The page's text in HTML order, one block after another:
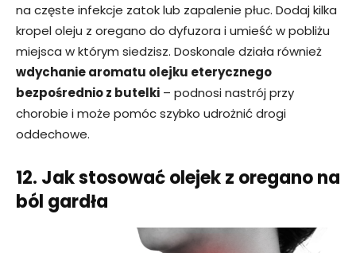
na częste infekcje zatok lub zapalenie płuc. Dodaj kilka
kropel oleju z oregano do dyfuzora i umieść w pobliżu
miejsca w którym siedzisz. Doskonale działa również
wdychanie aromatu olejku eterycznego
bezpośrednio z butelki – podnosi nastrój przy
chorobie i może pomóc szybko udrożnić drogi
oddechowe.
12. Jak stosować olejek z oregano na
ból gardła